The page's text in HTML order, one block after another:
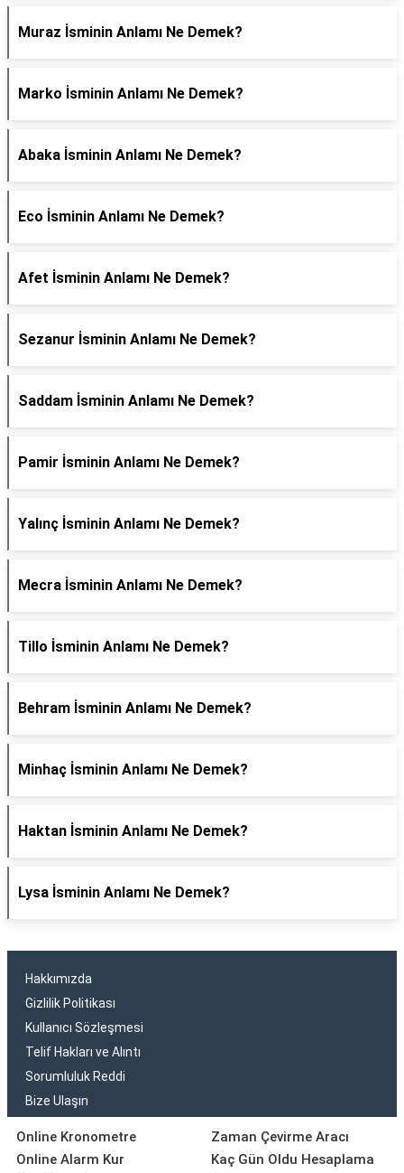
Muraz İsminin Anlamı Ne Demek?
Marko İsminin Anlamı Ne Demek?
Abaka İsminin Anlamı Ne Demek?
Eco İsminin Anlamı Ne Demek?
Afet İsminin Anlamı Ne Demek?
Sezanur İsminin Anlamı Ne Demek?
Saddam İsminin Anlamı Ne Demek?
Pamir İsminin Anlamı Ne Demek?
Yalınç İsminin Anlamı Ne Demek?
Mecra İsminin Anlamı Ne Demek?
Tillo İsminin Anlamı Ne Demek?
Behram İsminin Anlamı Ne Demek?
Minhaç İsminin Anlamı Ne Demek?
Haktan İsminin Anlamı Ne Demek?
Lysa İsminin Anlamı Ne Demek?
Hakkımızda
Gizlilik Politikası
Kullanıcı Sözleşmesi
Telif Hakları ve Alıntı
Sorumluluk Reddi
Bize Ulaşın
Online Kronometre
Online Alarm Kur
Zaman Çevirme Aracı
Kaç Gün Oldu Hesaplama